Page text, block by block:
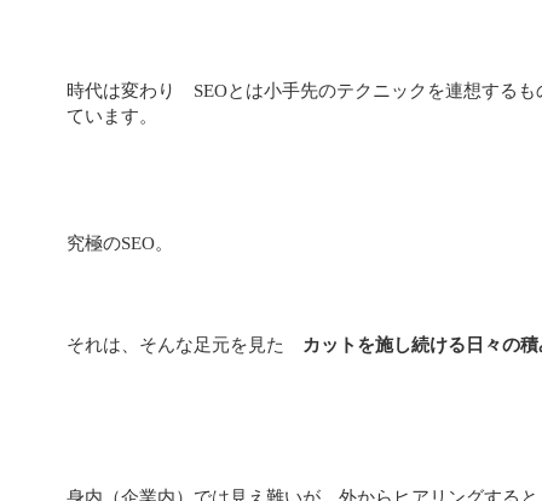
時代は変わり SEOとは小手先のテクニックを連想するも
ています。
究極のSEO。
それは、そんな足元を見た カットを施し続ける日々の